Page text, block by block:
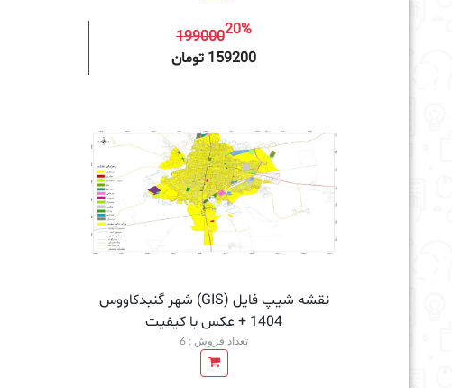
19900020%
159200 تومان
نقشه شیپ فایل (GIS) شهر گنبدکاووس
1404 + عکس با کیفیت
تعداد فروش : 6